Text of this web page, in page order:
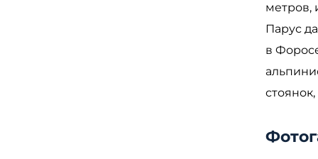
метров,
Парус
в